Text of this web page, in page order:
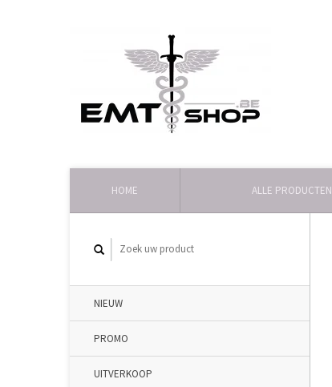
HOME ALLE PRODUCTEN
NIEUW
PROMO
UITVERKOOP